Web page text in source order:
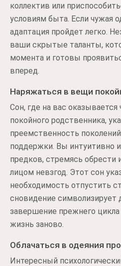
коллектив или
условиям быта. Если чужая
адаптация пройдет легко.
ваши скрытые таланты,
момента и готовы
вперед.
Наряжаться в вещи
Сон, где на вас
покойного родственника,
преемственность
поддержки. Вы интуитивно
предков, стремясь обрести
лицом невзгод. Этот сон
необходимость отпустить
сновидение символизирует
завершение прежнего цикла
жизнь заново.
Облачаться в одеяния
Интересный